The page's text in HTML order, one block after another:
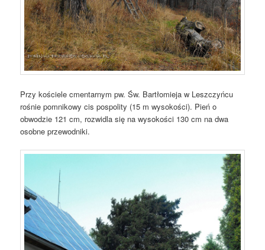
Przy kościele cmentarnym pw. Św. Bartłomieja w Leszczyńcu
rośnie pomnikowy cis pospolity (15 m wysokości). Pień o
obwodzie 121 cm, rozwidla się na wysokości 130 cm na dwa
osobne przewodniki.